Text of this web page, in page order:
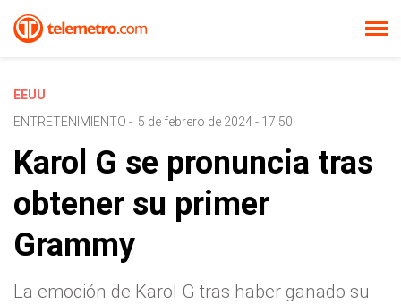
EEUU
ENTRETENIMIENTO - 5 de febrero de 2024 - 17:50
Karol G se pronuncia tras
obtener su primer
Grammy
La emoción de Karol G tras haber ganado su